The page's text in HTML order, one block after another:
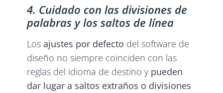
4. Cuidado con las divisiones de
palabras y los saltos de línea
Losajustes por defecto del software de
diseño no siempre coinciden con las
reglas del idioma de destino y pueden
dar lugar a saltos extraños o divisiones